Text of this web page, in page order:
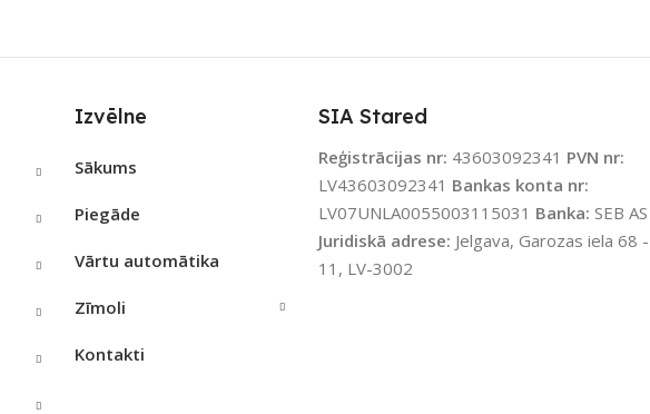
Izvēlne
Sākums
Piegāde
Vārtu automātika
Zīmoli
Kontakti
SIA Stared
Reģistrācijas nr: 43603092341 PVN nr:
LV43603092341 Bankas konta nr:
LV07UNLA0055003115031 Banka: SEB AS
Juridiskā adrese: Jelgava, Garozas iela 68 -
11, LV-3002